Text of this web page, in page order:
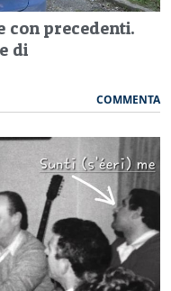
con precedenti.
di
COMMENTA